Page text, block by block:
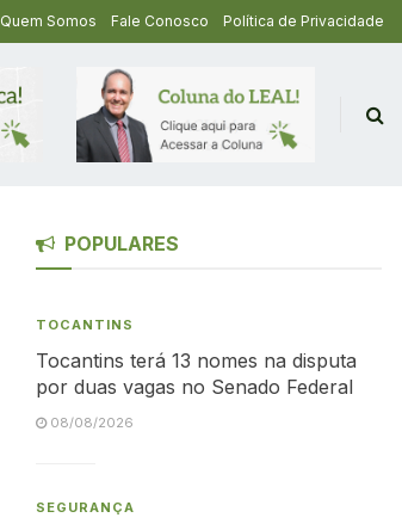
Quem Somos Fale Conosco Política de Privacidade
POPULARES
TOCANTINS
Tocantins terá 13 nomes na disputa
por duas vagas no Senado Federal
08/08/2026
SEGURANÇA